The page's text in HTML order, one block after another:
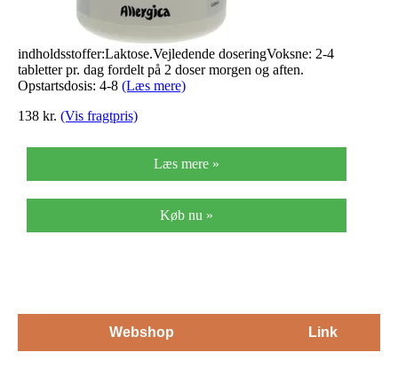
indholdsstoffer:Laktose.Vejledende doseringVoksne: 2-4
tabletter pr. dag fordelt på 2 doser morgen og aften.
Opstartsdosis: 4-8 (Læs mere)
138 kr. (Vis fragtpris)
Læs mere »
Køb nu »
Webshop Link